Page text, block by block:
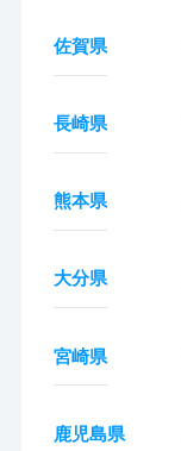
佐賀県
長崎県
熊本県
大分県
宮崎県
鹿児島県